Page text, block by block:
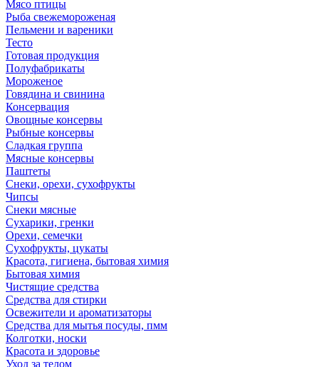
Мясо птицы
Рыба свежемороженая
Пельмени и вареники
Тесто
Готовая продукция
Полуфабрикаты
Мороженое
Говядина и свинина
Консервация
Овощные консервы
Рыбные консервы
Сладкая группа
Мясные консервы
Паштеты
Снеки, орехи, сухофрукты
Чипсы
Снеки мясные
Сухарики, гренки
Орехи, семечки
Сухофрукты, цукаты
Красота, гигиена, бытовая химия
Бытовая химия
Чистящие средства
Средства для стирки
Освежители и ароматизаторы
Средства для мытья посуды, пмм
Колготки, носки
Красота и здоровье
Уход за телом